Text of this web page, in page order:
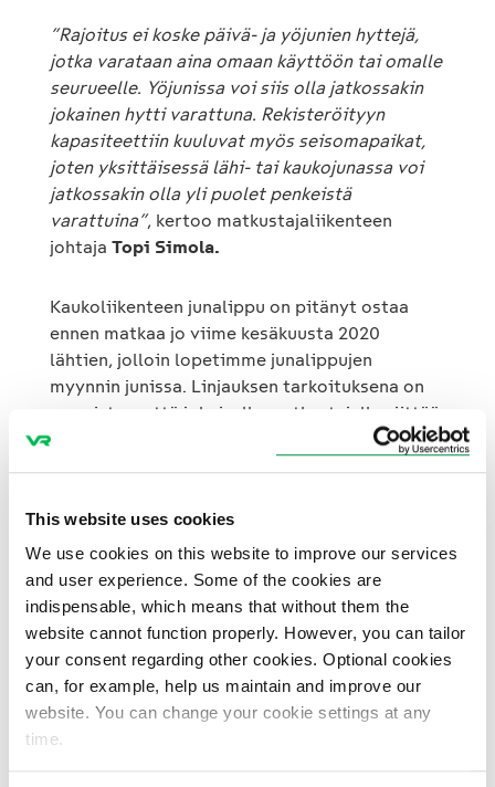
This website uses cookies
We use cookies on this website to improve our services
and user experience. Some of the cookies are
indispensable, which means that without them the
website cannot function properly. However, you can tailor
your consent regarding other cookies. Optional cookies
can, for example, help us maintain and improve our
website. You can change your cookie settings at any
time.
”Rajoitus ei koske päivä- ja yöjunien hyttejä,
jotka varataan aina omaan käyttöön tai omalle
seurueelle. Yöjunissa voi siis olla jatkossakin
jokainen hytti varattuna. Rekisteröityyn
kapasiteettiin kuuluvat myös seisomapaikat,
joten yksittäisessä lähi- tai kaukojunassa voi
jatkossakin olla yli puolet penkeistä
varattuina”, kertoo matkustajaliikenteen
johtaja Topi Simola.
Kaukoliikenteen junalippu on pitänyt ostaa
ennen matkaa jo viime kesäkuusta 2020
lähtien, jolloin lopetimme junalippujen
myynnin junissa. Linjauksen tarkoituksena on
varmistaa, että jokaiselle matkustajalle riittää
oma istumapaikka.
Matkustajia ei poisteta
tai estetä nousemasta
kyytiin
Lähiliikenteen ja kiskobussien osalta
konduktöörit tarkkailevat matkustajamääriä ja
raportoivat mahdollisista yli 50%